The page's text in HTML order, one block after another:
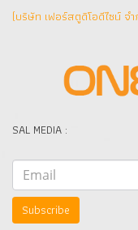
(บริษัท เฟอร์สตูดิโอดีไซน์ จ
SAL MEDIA :
Subscribe